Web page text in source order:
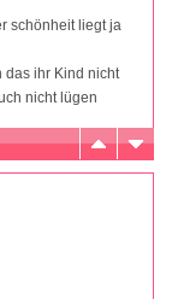
schönheit liegt ja
das ihr Kind nicht
nicht lügen